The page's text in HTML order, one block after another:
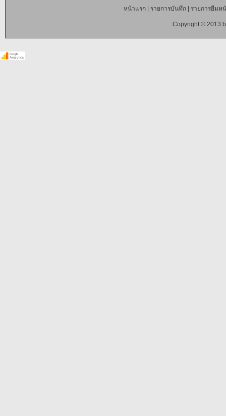
หน้าแรก| รายการบันทึก| รายการยืมห
Copyright © 2013